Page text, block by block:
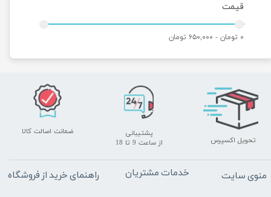
قیمت
۰ تومان - ۶۵۰,۰۰۰ تومان
تحویل اکسپرس
پشتیبانی
​​​​​​​از ساعت 9 تا 18
ضمانت اصالت کالا
راهنمای خرید از فروشگاه خدمات مشتریان منوی سایت